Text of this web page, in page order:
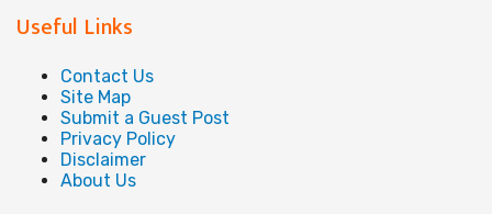
Useful Links
Contact Us
Site Map
Submit a Guest Post
Privacy Policy
Disclaimer
About Us